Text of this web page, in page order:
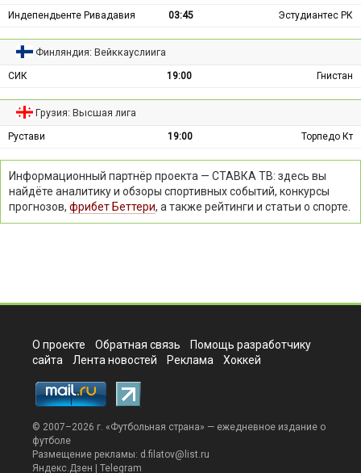
Индепендьенте Ривадавия
03:45 Эстудиантес РК
Финляндия: Вейккауслиига
СИК 19:00 Гнистан
Грузия: Высшая лига
Рустави 19:00 Торпедо Кт
Информационный партнёр проекта — СТАВКА ТВ: здесь вы
найдёте аналитику и обзоры спортивных событий, конкурсы
прогнозов, фрибет Беттери, а также рейтинги и статьи о спорте.
О проекте Обратная связь
Помощь разработчику
сайта
Лента новостей Реклама Хоккей
© 2007–2026 г. «Футбольная страна» — ежедневное издание о
футболе
Размещение рекламы: d.filatov@list.ru
Яндекс.Дзен | Telegram